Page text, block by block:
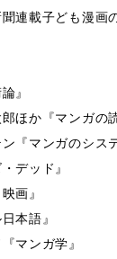
連載子ども漫画
』
ほか『マンガの
『マンガのシス
デッド』
画』
本語』
マンガ学』